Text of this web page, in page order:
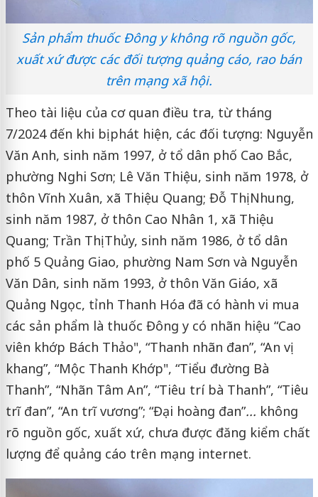
Sản phẩm thuốc Đông y không rõ nguồn gốc,
xuất xứ được các đối tượng quảng cáo, rao bán
trên mạng xã hội.
Theo tài liệu của cơ quan điều tra, từ tháng
7/2024 đến khi bị phát hiện, các đối tượng: Nguyễn
Văn Anh, sinh năm 1997, ở tổ dân phố Cao Bắc,
phường Nghi Sơn; Lê Văn Thiệu, sinh năm 1978, ở
thôn Vĩnh Xuân, xã Thiệu Quang; Đỗ Thị Nhung,
sinh năm 1987, ở thôn Cao Nhân 1, xã Thiệu
Quang; Trần Thị Thủy, sinh năm 1986, ở tổ dân
phố 5 Quảng Giao, phường Nam Sơn và Nguyễn
Văn Dân, sinh năm 1993, ở thôn Văn Giáo, xã
Quảng Ngọc, tỉnh Thanh Hóa đã có hành vi mua
các sản phẩm là thuốc Đông y có nhãn hiệu “Cao
viên khớp Bách Thảo", “Thanh nhãn đan”, “An vị
khang”, “Mộc Thanh Khớp", “Tiểu đường Bà
Thanh”, “Nhãn Tâm An”, “Tiêu trí bà Thanh”, “Tiêu
trĩ đan”, “An trĩ vương”; “Đại hoàng đan”... không
rõ nguồn gốc, xuất xứ, chưa được đăng kiểm chất
lượng để quảng cáo trên mạng internet.